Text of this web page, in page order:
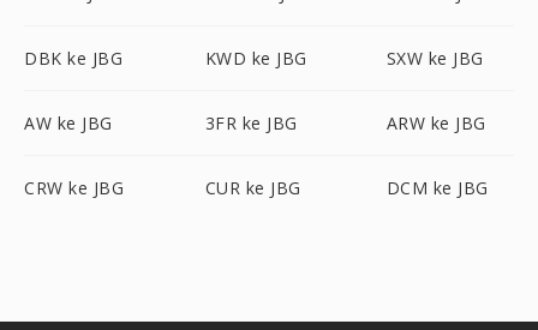
DBK ke JBG KWD ke JBG SXW ke JBG
AW ke JBG 3FR ke JBG ARW ke JBG
CRW ke JBG CUR ke JBG DCM ke JBG